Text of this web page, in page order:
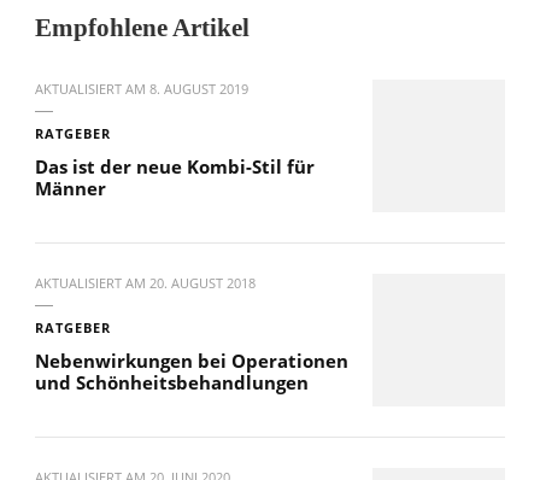
Empfohlene Artikel
AKTUALISIERT AM 8. AUGUST 2019
RATGEBER
Das ist der neue Kombi-Stil für
Männer
AKTUALISIERT AM 20. AUGUST 2018
RATGEBER
Nebenwirkungen bei Operationen
und Schönheitsbehandlungen